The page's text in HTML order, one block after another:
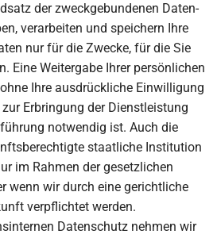
der zweckgebundenen Daten-
verarbeiten und speichern Ihre
nur für die Zwecke, für die Sie
Eine Weitergabe Ihrer persönlichen
Ihre ausdrückliche Einwilligung
Erbringung der Dienstleistung
notwendig ist. Auch die
staatliche Institution
im Rahmen der gesetzlichen
wenn wir durch eine gerichtliche
verpflichtet werden.
Datenschutz nehmen wir